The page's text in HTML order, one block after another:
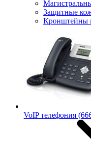
Защитные
Кронштейны
VoIP телефония